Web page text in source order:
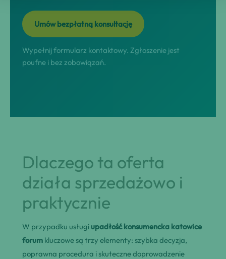
Umów bezpłatną konsultację
Wypełnij formularz kontaktowy. Zgłoszenie jest
poufne i bez zobowiązań.
Dlaczego ta oferta
działa sprzedażowo i
praktycznie
W przypadku usługi upadłość konsumencka katowice
forum kluczowe są trzy elementy: szybka decyzja,
poprawna procedura i skuteczne doprowadzenie